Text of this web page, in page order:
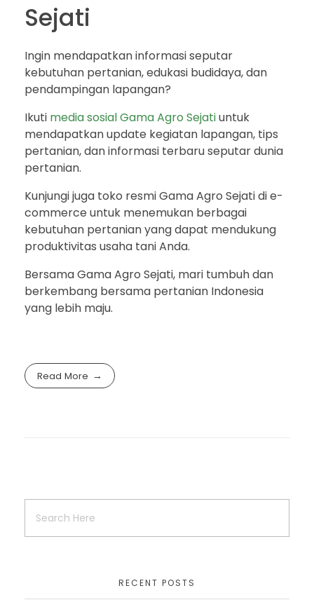
Sejati
Ingin mendapatkan informasi seputar
kebutuhan pertanian, edukasi budidaya, dan
pendampingan lapangan?
Ikuti media sosial Gama Agro Sejatiuntuk
mendapatkan update kegiatan lapangan, tips
pertanian, dan informasi terbaru seputar dunia
pertanian.
Kunjungi juga toko resmi Gama Agro Sejati di e-
commerce untuk menemukan berbagai
kebutuhan pertanian yang dapat mendukung
produktivitas usaha tani Anda.
Bersama Gama Agro Sejati, mari tumbuh dan
berkembang bersama pertanian Indonesia
yang lebih maju.
Read More
RECENT POSTS